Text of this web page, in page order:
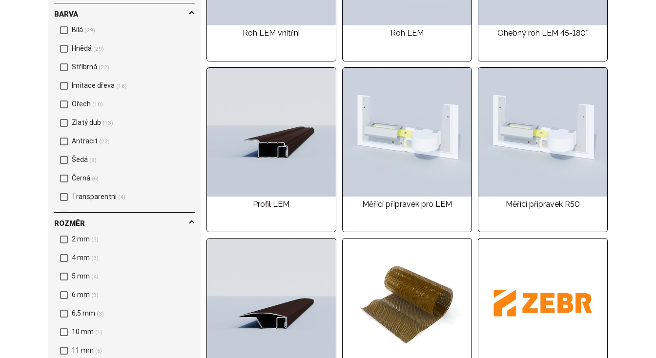
BARVA
Bílá (29)
Hnědá (29)
Stříbrná (22)
Imitace dřeva (18)
Ořech (10)
Zlatý dub (13)
Antracit (22)
Šedá (9)
Černá (6)
Transparentní (4)
Bez barvy
ROZMĚR
2 mm (3)
4 mm (3)
5 mm (4)
6 mm (3)
6,5 mm (3)
10 mm (1)
11 mm (6)
Roh LEM vnitřní Roh LEM Ohebný roh LEM 45-180°
Profil LEM Měřící přípravek pro LEM Měřící přípravek R50